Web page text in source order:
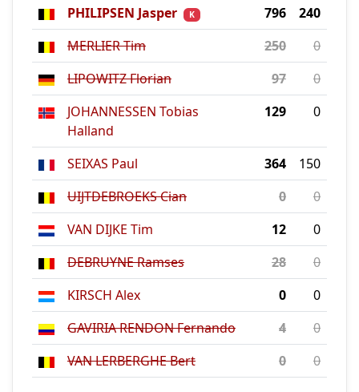
PHILIPSEN Jasper
K 796
240
MERLIER Tim
250
0
LIPOWITZ Florian
97
0
JOHANNESSEN Tobias
Halland
129 0
SEIXAS Paul 364
150
UIJTDEBROEKS Cian
0
0
VAN DIJKE Tim
12
0
DEBRUYNE Ramses
28
0
KIRSCH Alex
0
0
GAVIRIA RENDON Fernando
4
0
VAN LERBERGHE Bert
0 0